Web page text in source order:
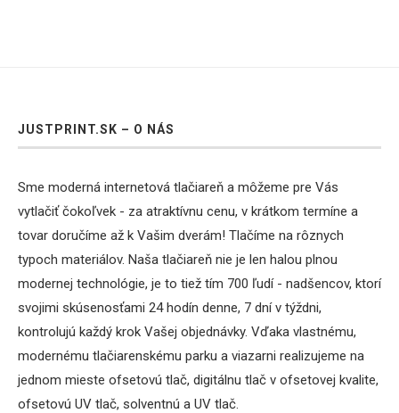
JUSTPRINT.SK – O NÁS
Sme moderná internetová tlačiareň a môžeme pre Vás
vytlačiť čokoľvek - za atraktívnu cenu, v krátkom termíne a
tovar doručíme až k Vašim dverám! Tlačíme na rôznych
typoch materiálov. Naša tlačiareň nie je len halou plnou
modernej technológie, je to tiež tím 700 ľudí - nadšencov, ktorí
svojimi skúsenosťami 24 hodín denne, 7 dní v týždni,
kontrolujú každý krok Vašej objednávky. Vďaka vlastnému,
modernému tlačiarenskému parku a viazarni realizujeme na
jednom mieste ofsetovú tlač, digitálnu tlač v ofsetovej kvalite,
ofsetovú UV tlač, solventnú a UV tlač.